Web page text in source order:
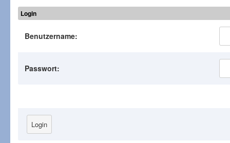
Login
Benutzername:
Passwort: